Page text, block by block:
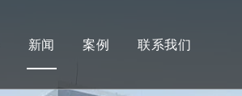
新闻 案例 联系我们